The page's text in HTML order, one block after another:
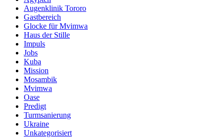
Augenklinik Tororo
Gastbereich
Glocke für Mvimwa
Haus der Stille
Impuls
Jobs
Kuba
Mission
Mosambik
Mvimwa
Oase
Predigt
Turmsanierung
Ukraine
Unkategorisiert